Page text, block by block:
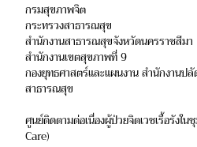
กรมสุขภาพจิต
กระทรวงสาธารณสุข
สำนักงานสาธารณสุขจังหวัดนครราชสีมา
สำนักงานเขตสุขภาพที่ 9
กองยุทธศาสตร์และแผนงาน สำนักงานป
สาธารณสุข
ศูนย์ติดตามต่อเนื่องผู้ป่วยจิตเวชเรื้อรังใ
Care)